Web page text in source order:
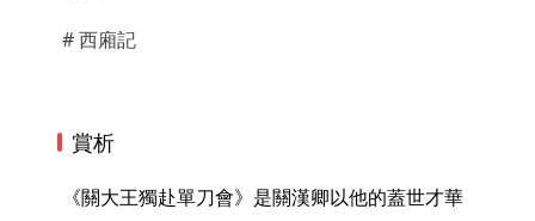
# 西廂記
賞析